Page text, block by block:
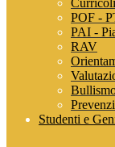
Curricoli
POF -
PAI -
RAV
Studenti e